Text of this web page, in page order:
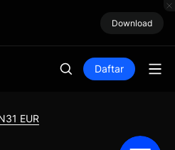
Download
Daftar
EUR